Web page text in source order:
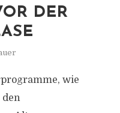
DER
wie
den